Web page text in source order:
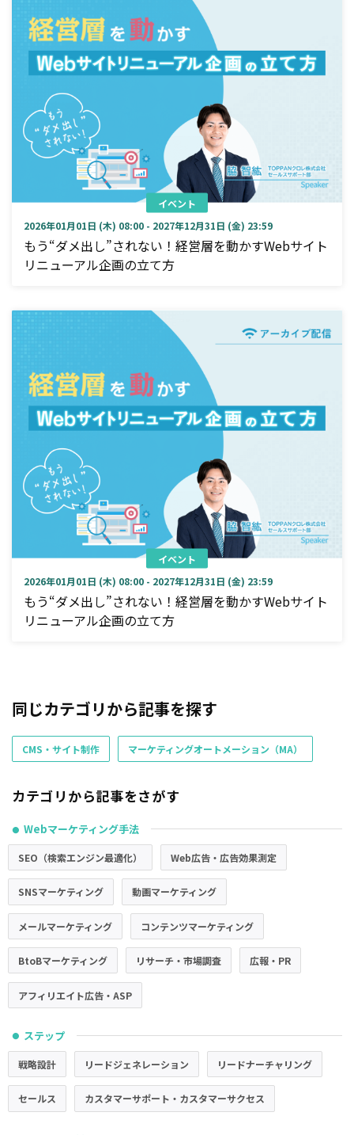
イベント
2026年01月01日 (木) 08:00 - 2027年12月31日 (金) 23:59
もう“ダメ出し”されない！経営層を動かすWebサイト
リニューアル企画の立て方
イベント
2026年01月01日 (木) 08:00 - 2027年12月31日 (金) 23:59
もう“ダメ出し”されない！経営層を動かすWebサイト
リニューアル企画の立て方
同じカテゴリから記事を探す
CMS・サイト制作 マーケティングオートメーション（MA）
カテゴリから記事をさがす
● Webマーケティング手法
SEO（検索エンジン最適化） Web広告・広告効果測定
SNSマーケティング 動画マーケティング
メールマーケティング コンテンツマーケティング
BtoBマーケティング リサーチ・市場調査 広報・PR
アフィリエイト広告・ASP
● ステップ
戦略設計 リードジェネレーション リードナーチャリング
セールス カスタマーサポート・カスタマーサクセス